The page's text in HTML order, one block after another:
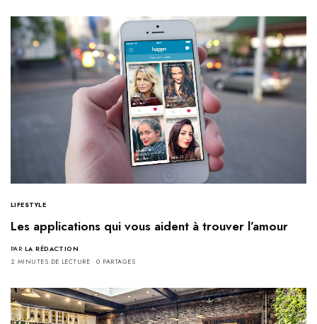
LIFESTYLE
Les applications qui vous aident à trouver l’amour
PAR LA RÉDACTION
2 MINUTES DE LECTURE
0 PARTAGES